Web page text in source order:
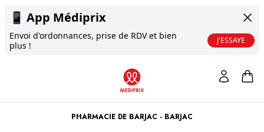
📱 App Médiprix
Envoi d'ordonnances, prise de RDV et bien
plus !
J'ESSAYE
PHARMACIE DE BARJAC - BARJAC